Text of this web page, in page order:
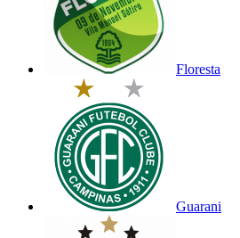
Floresta
Guarani